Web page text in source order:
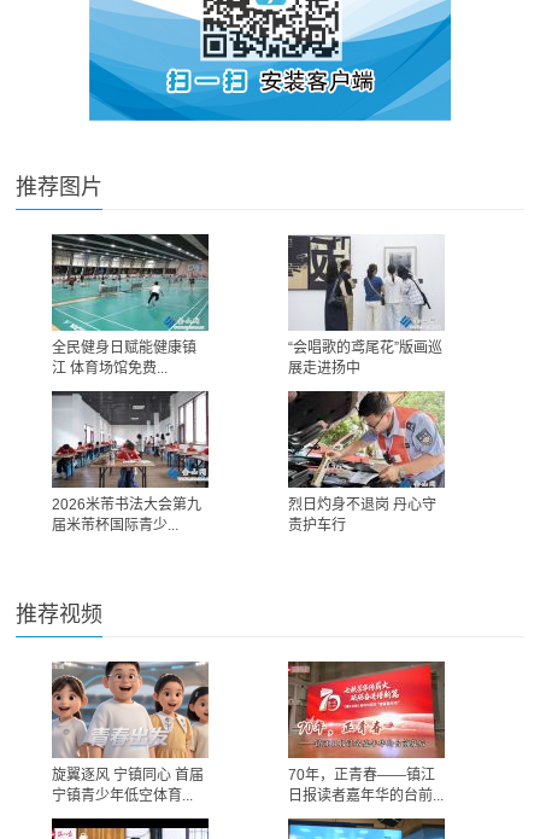
推荐图片
全民健身日赋能健康镇
江 体育场馆免费...
“会唱歌的鸢尾花”版画巡
展走进扬中
2026米芾书法大会第九
届米芾杯国际青少...
烈日灼身不退岗 丹心守
责护车行
推荐视频
旋翼逐风 宁镇同心 首届
宁镇青少年低空体育...
70年，正青春——镇江
日报读者嘉年华的台前...